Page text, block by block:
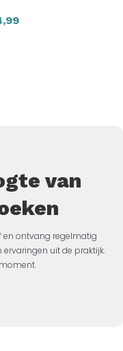
van
ontvang regelmatig
uit de praktijk.